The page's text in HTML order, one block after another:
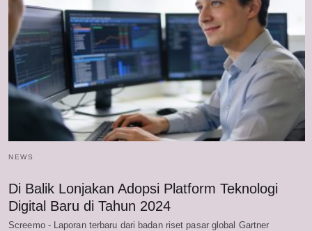
NEWS
Di Balik Lonjakan Adopsi Platform Teknologi
Digital Baru di Tahun 2024
Screemo - Laporan terbaru dari badan riset pasar global Gartner